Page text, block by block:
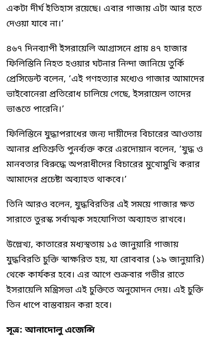
একটা দীর্ঘ ইতিহাস রয়েছে। এবার গাজায় এটা আর হতে
দেওয়া যাবে না।’
৪৬৭ দিনব্যাপী ইসরায়েলি আগ্রাসনে প্রায় ৪৭ হাজার
ফিলিস্তিনি নিহত হওয়ার ঘটনার নিন্দা জানিয়ে তুর্কি
প্রেসিডেন্ট বলেন, ‘এই গণহত্যার মধ্যেও গাজার আমাদের
ভাইবোনেরা প্রতিরোধ চালিয়ে গেছে, ইসরায়েল তাদের
ভাঙতে পারেনি।’
ফিলিস্তিনে যুদ্ধাপরাধের জন্য দায়ীদের বিচারের আওতায়
আনার প্রতিশ্রুতি পুনর্ব্যক্ত করে এরদোয়ান বলেন, ‘যুদ্ধ ও
মানবতার বিরুদ্ধে অপরাধীদের বিচারের মুখোমুখি করার
আমাদের প্রচেষ্টা অব্যাহত থাকবে।’
তিনি আরও বলেন, যুদ্ধবিরতির এই সময়ে গাজার ক্ষত
সারাতে তুরস্ক সর্বাত্মক সহযোগিতা অব্যাহত রাখবে।
উল্লেখ্য, কাতারের মধ্যস্থতায় ১৫ জানুয়ারি গাজায়
যুদ্ধবিরতি চুক্তি স্বাক্ষরিত হয়, যা রোববার (১৯ জানুয়ারি)
থেকে কার্যকর হবে। এর আগে শুক্রবার গভীর রাতে
ইসরায়েলি মন্ত্রিসভা এই চুক্তিতে অনুমোদন দেয়। এই চুক্তি
তিন ধাপে বাস্তবায়ন করা হবে।
সূত্র: আনাদোলু এজেন্সি